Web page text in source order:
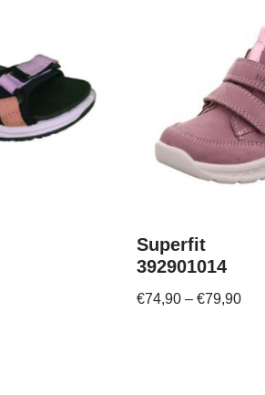
Superfit
392901014
€74,90 – €79,90